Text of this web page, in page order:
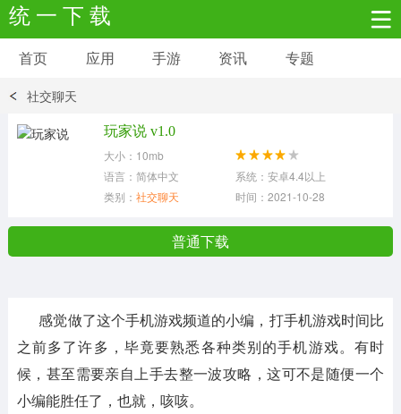
统 一 下 载
安卓应用 安卓游戏
系统工具 其它应用
首页 应用 手游 资讯 专题
社交聊天
玩家说 v1.0
大小：10mb
语言：简体中文
系统：安卓4.4以上
类别： 社交聊天 时间：2021-10-28
普通下载
感觉做了这个手机游戏频道的小编，打手机游戏时间比
之前多了许多，毕竟要熟悉各种类别的手机游戏。有时
候，甚至需要亲自上手去整一波攻略，这可不是随便一个
小编能胜任了，也就，咳咳。